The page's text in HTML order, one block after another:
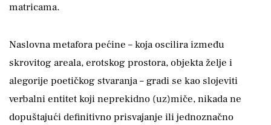
matricama.
Naslovna metafora pećine – koja oscilira između
skrovitog areala, erotskog prostora, objekta želje i
alegorije poetičkog stvaranja – gradi se kao slojeviti
verbalni entitet koji neprekidno (uz)miče, nikada ne
dopuštajući definitivno prisvajanje ili jednoznačno